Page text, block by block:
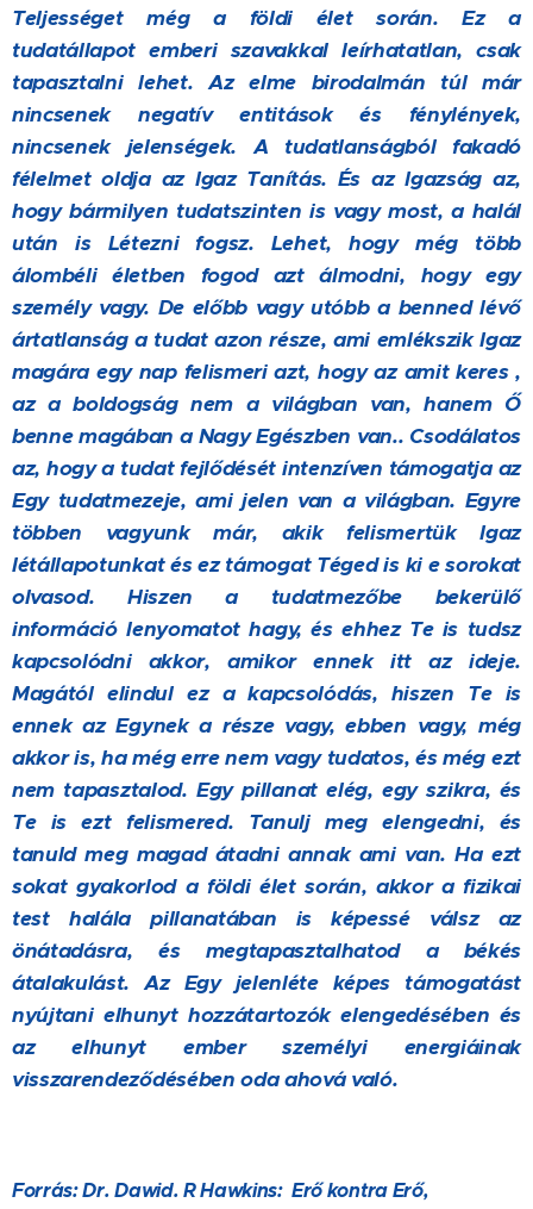
Teljességet még a földi élet során. Ez a
tudatállapot emberi szavakkal leírhatatlan, csak
tapasztalni lehet. Az elme birodalmán túl már
nincsenek negatív entitások és fénylények,
nincsenek jelenségek. A tudatlanságból fakadó
félelmet oldja az Igaz Tanítás. És az Igazság az,
hogy bármilyen tudatszinten is vagy most, a halál
után is Létezni fogsz. Lehet, hogy még több
álombéli életben fogod azt álmodni, hogy egy
személy vagy. De előbb vagy utóbb a benned lévő
ártatlanság a tudat azon része, ami emlékszik Igaz
magára egy nap felismeri azt, hogy az amit keres ,
az a boldogság nem a világban van, hanem Ő
benne magában a Nagy Egészben van.. Csodálatos
az, hogy a tudat fejlődését intenzíven támogatja az
Egy tudatmezeje, ami jelen van a világban. Egyre
többen vagyunk már, akik felismertük Igaz
létállapotunkat és ez támogat Téged is ki e sorokat
olvasod. Hiszen a tudatmezőbe bekerülő
információ lenyomatot hagy, és ehhez Te is tudsz
kapcsolódni akkor, amikor ennek itt az ideje.
Magától elindul ez a kapcsolódás, hiszen Te is
ennek az Egynek a része vagy, ebben vagy, még
akkor is, ha még erre nem vagy tudatos, és még ezt
nem tapasztalod. Egy pillanat elég, egy szikra, és
Te is ezt felismered. Tanulj meg elengedni, és
tanuld meg magad átadni annak ami van. Ha ezt
sokat gyakorlod a földi élet során, akkor a fizikai
test halála pillanatában is képessé válsz az
önátadásra, és megtapasztalhatod a békés
átalakulást. Az Egy jelenléte képes támogatást
nyújtani elhunyt hozzátartozók elengedésében és
az elhunyt ember személyi energiáinak
visszarendeződésében oda ahová való.
Forrás: Dr. Dawid. R Hawkins: Erő kontra Erő,